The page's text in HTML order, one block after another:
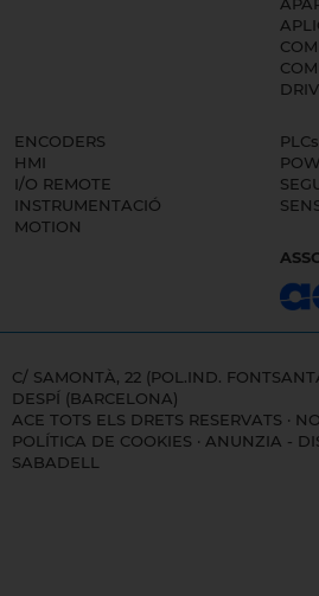
ENCODERS
HMI
I/O REMOTE
INSTRUMENTACIÓ
MOTION
PLCs
C/ SAMONTÀ, 22 (POL.IND.
DESPÍ (BARCELONA)
ACE TOTS ELS DRETS RESERVATS ·
POLÍTICA DE COOKIES · ANUNZIA -
SABADELL